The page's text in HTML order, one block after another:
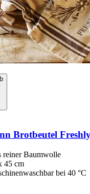
Brotbeutel
reiner Baumwolle
45 cm
bei 40 °C